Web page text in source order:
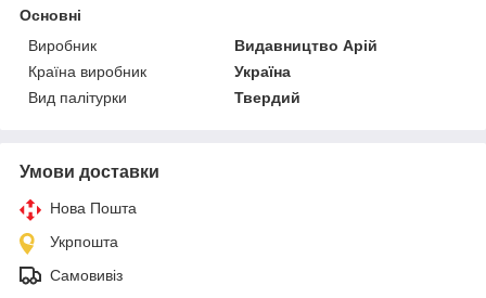
Основні
Виробник
Видавництво Арій
Країна виробник
Україна
Вид палітурки
Твердий
Умови доставки
Нова Пошта
Укрпошта
Самовивіз